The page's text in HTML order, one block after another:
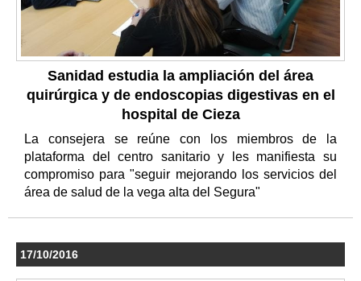
Sanidad estudia la ampliación del área
quirúrgica y de endoscopias digestivas en el
hospital de Cieza
La consejera se reúne con los miembros de la
plataforma del centro sanitario y les manifiesta su
compromiso para "seguir mejorando los servicios del
área de salud de la vega alta del Segura"
17/10/2016